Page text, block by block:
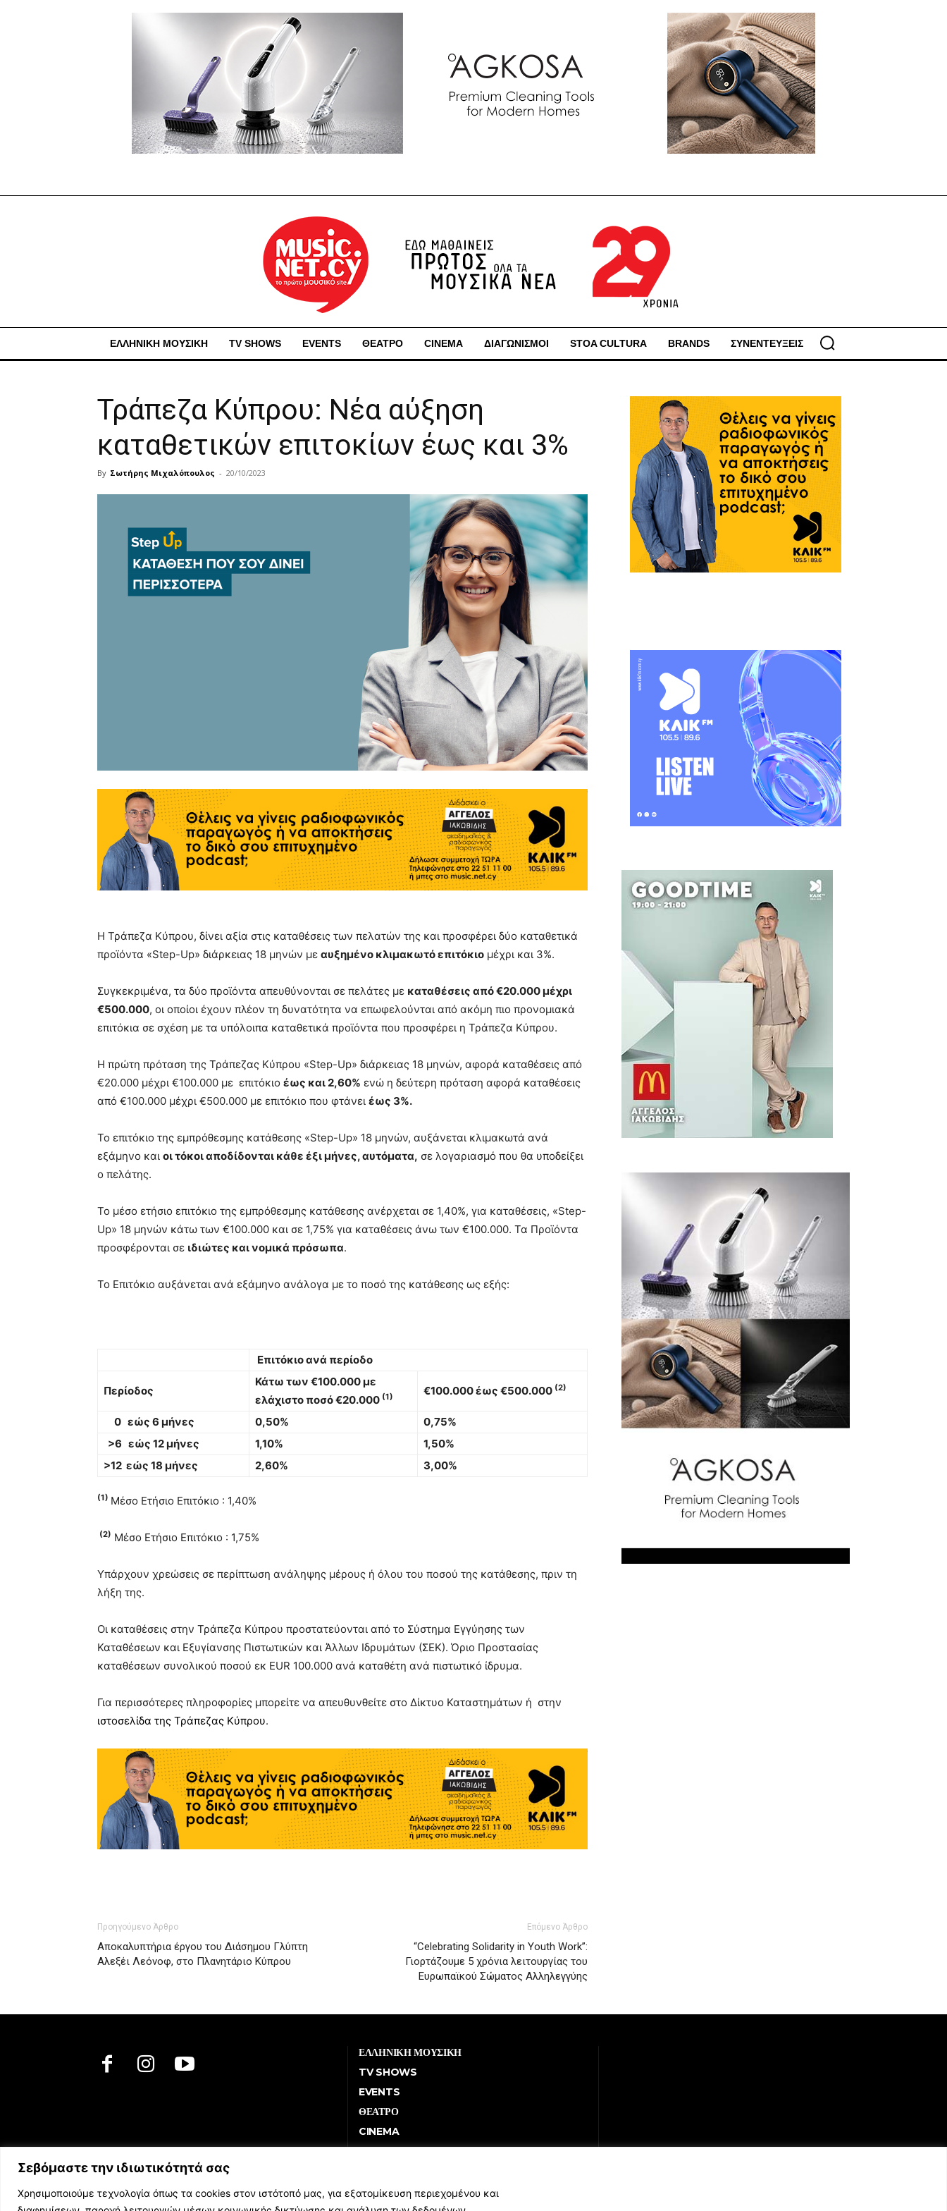
Σεβόμαστε την ιδιωτικότητά σας
Χρησιμοποιούμε τεχνολογία όπως τα cookies στον ιστότοπό μας, για εξατομίκευση περιεχομένου και
ΕΛΛΗΝΙΚΗ ΜΟΥΣΙΚΗ TV SHOWS EVENTS ΘΕΑΤΡΟ CINEMA ΔΙΑΓΩΝΙΣΜΟΙ STOA CULTURA BRANDS ΣΥΝΕΝΤΕΥΞΕΙΣ
Τράπεζα Κύπρου: Νέα αύξηση
καταθετικών επιτοκίων έως και 3%
By Σωτήρης Μιχαλόπουλος - 20/10/2023
Η Τράπεζα Κύπρου, δίνει αξία στις καταθέσεις των πελατών της και προσφέρει δύο καταθετικά
προϊόντα «Step-Up» διάρκειας 18 μηνών με αυξημένο κλιμακωτό επιτόκιο μέχρι και 3%.
Συγκεκριμένα, τα δύο προϊόντα απευθύνονται σε πελάτες με καταθέσεις από €20.000 μέχρι
€500.000, οι οποίοι έχουν πλέον τη δυνατότητα να επωφελούνται από ακόμη πιο προνομιακά
επιτόκια σε σχέση με τα υπόλοιπα καταθετικά προϊόντα που προσφέρει η Τράπεζα Κύπρου.
Η πρώτη πρόταση της Τράπεζας Κύπρου «Step-Up» διάρκειας 18 μηνών, αφορά καταθέσεις από
€20.000 μέχρι €100.000 με επιτόκιο έως και 2,60% ενώ η δεύτερη πρόταση αφορά καταθέσεις
από €100.000 μέχρι €500.000 με επιτόκιο που φτάνει έως 3%.
Το επιτόκιο της εμπρόθεσμης κατάθεσης «Step-Up» 18 μηνών, αυξάνεται κλιμακωτά ανά
εξάμηνο και οι τόκοι αποδίδονται κάθε έξι μήνες, αυτόματα, σε λογαριασμό που θα υποδείξει
ο πελάτης.
Το μέσο ετήσιο επιτόκιο της εμπρόθεσμης κατάθεσης ανέρχεται σε 1,40%, για καταθέσεις, «Step-
Up» 18 μηνών κάτω των €100.000 και σε 1,75% για καταθέσεις άνω των €100.000. Τα Προϊόντα
προσφέρονται σε ιδιώτες και νομικά πρόσωπα.
Το Επιτόκιο αυξάνεται ανά εξάμηνο ανάλογα με το ποσό της κατάθεσης ως εξής:
Επιτόκιο ανά περίοδο
Περίοδος
Κάτω των €100.000 με
ελάχιστο ποσό €20.000 (1) €100.000 έως €500.000 (2)
0 εώς 6 μήνες 0,50%
0,75%
>6 εώς 12 μήνες
1,10%
1,50%
>12 εώς 18 μήνες
2,60% 3,00%
(1) Μέσo Ετήσιo Επιτόκιο : 1,40%
(2) Μέσo Ετήσιo Επιτόκιο : 1,75%
Υπάρχουν χρεώσεις σε περίπτωση ανάληψης μέρους ή όλου του ποσού της κατάθεσης, πριν τη
λήξη της.
Οι καταθέσεις στην Τράπεζα Κύπρου προστατεύονται από το Σύστημα Εγγύησης των
Καταθέσεων και Εξυγίανσης Πιστωτικών και Άλλων Ιδρυμάτων (ΣΕΚ). Όριο Προστασίας
καταθέσεων συνολικού ποσού εκ EUR 100.000 ανά καταθέτη ανά πιστωτικό ίδρυμα.
Για περισσότερες πληροφορίες μπορείτε να απευθυνθείτε στο Δίκτυο Καταστημάτων ή στην
ιστοσελίδα της Τράπεζας Κύπρου.
Προηγούμενο Άρθρο
Αποκαλυπτήρια έργου του Διάσημου Γλύπτη
Αλεξέι Λεόνοφ, στο Πλανητάριο Κύπρου
Επόμενο Άρθρο
“Celebrating Solidarity in Youth Work”:
Γιορτάζουμε 5 χρόνια λειτουργίας του
Ευρωπαϊκού Σώματος Αλληλεγγύης
ΕΛΛΗΝΙΚΗ ΜΟΥΣΙΚΗ
TV SHOWS
EVENTS
ΘΕΑΤΡΟ
CINEMA
ΔΙΑΓΩΝΙΣΜΟΙ
BRANDS